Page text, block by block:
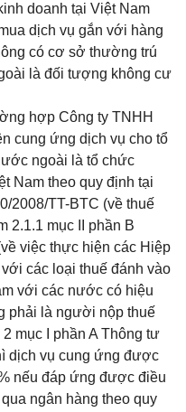
doanh tại Việt Nam
dịch vụ gắn với hàng
có cơ sở thường trú
là đối tượng không cư
hợp Công ty TNHH
cung ứng dịch vụ cho tổ
ngoài là tổ chức
Nam theo quy định tại
2008/TT-BTC (về thuế
2.1.1 mục II phần B
việc thực hiện các Hiệp
các loại thuế đánh vào
với các nước có hiệu
phải là người nộp thuế
mục I phần A Thông tư
dịch vụ cung ứng được
nếu đáp ứng được điều
ngân hàng theo quy